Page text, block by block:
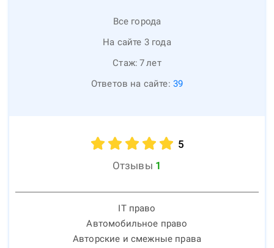
Все города
На сайте 3 года
Стаж: 7лет
Ответов на сайте: 39
5
Отзывы 1
IT право
Автомобильное право
Авторские и смежные права